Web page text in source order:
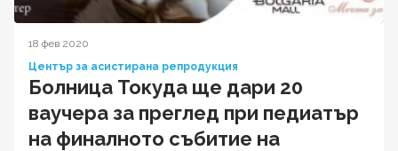
18 фев 2020
Център за асистирана репродукция
Болница Токуда ще дари 20
ваучера за преглед при педиатър
на финалното събитие на